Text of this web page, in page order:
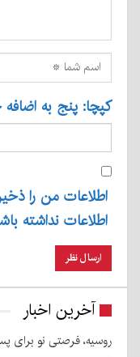
کپچا: پنج به
اطلاعات من را
اطلاعات نداشته
آخرین اخبار
روسیه، فرصتی نو برای